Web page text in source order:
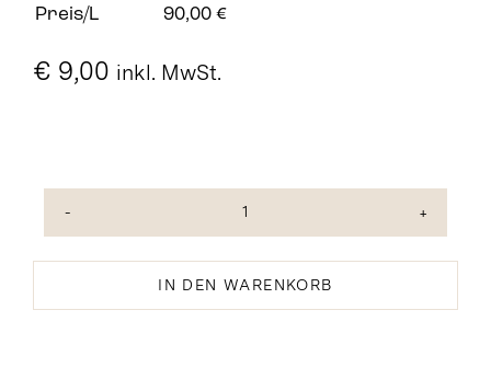
Preis/L
90,00 €
€ 9,00 inkl. MwSt.
Schnittlauch
bio
Menge
IN DEN WARENKORB